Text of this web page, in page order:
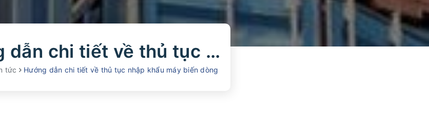
Hướng dẫn chi tiết về thủ tục nhập khẩu máy biến dòng
tức Hướng dẫn chi tiết về thủ tục nhập khẩu máy biến dòng